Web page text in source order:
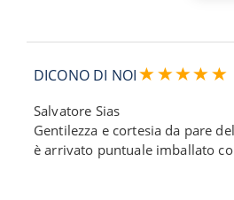
DICONO DI NOI
Salvatore Sias
Gentilezza e cortesia da pare
è arrivato puntuale imballato